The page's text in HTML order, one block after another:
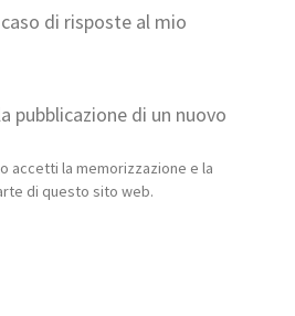
di risposte al mio
pubblicazione di un nuovo
accetti la memorizzazione e la
di questo sito web.